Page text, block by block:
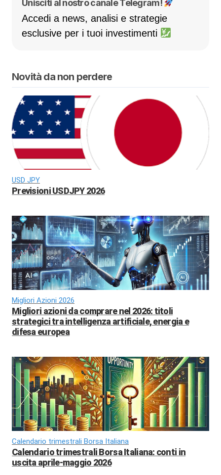
Unisciti al nostro canale Telegram!
Accedi a news, analisi e strategie
esclusive per i tuoi investimenti
Novità da non perdere
USD JPY
Previsioni USDJPY 2026
Migliori Azioni 2026
Migliori azioni da comprare nel 2026: titoli
strategici tra intelligenza artificiale, energia e
difesa europea
Calendario trimestrali Borsa Italiana
Calendario trimestrali Borsa Italiana: conti in
uscita aprile-maggio 2026